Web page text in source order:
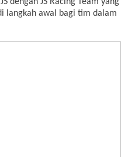
langkah awal bagi tim dalam